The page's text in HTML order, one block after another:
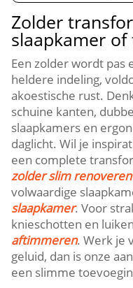
Zolder
slaapkamer
Een zolder wordt pas
heldere indeling,
akoestische rust.​
schuine kanten,
slaapkamers en
daglicht.​ Wil je
een complete
zolder slim renoveren
volwaardige
slaapkamer.​ Voor
knieschotten en
aftimmeren.​ Werk je
geluid, dan is onze
een slimme